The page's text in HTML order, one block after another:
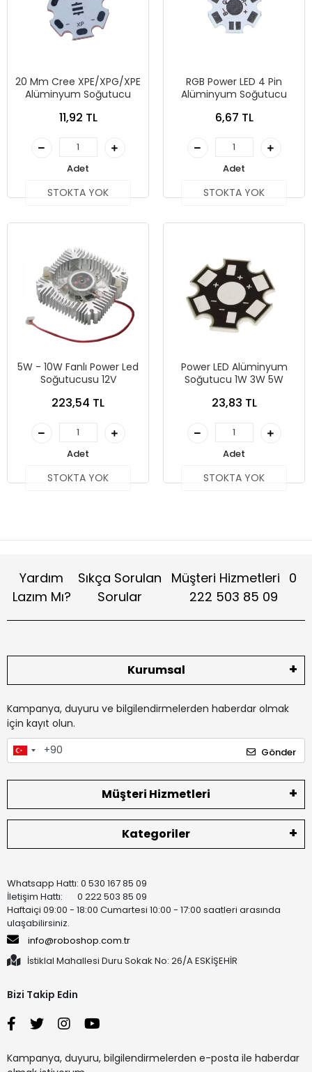
20 Mm Cree XPE/XPG/XPE
Alüminyum Soğutucu
11,92 TL
Adet
STOKTA YOK
RGB Power LED 4 Pin
Alüminyum Soğutucu
6,67 TL
Adet
STOKTA YOK
5W - 10W Fanlı Power Led
Soğutucusu 12V
223,54 TL
Adet
STOKTA YOK
Power LED Alüminyum
Soğutucu 1W 3W 5W
23,83 TL
Adet
STOKTA YOK
Yardım
Lazım Mı?
Sıkça Sorulan
Sorular
Müşteri Hizmetleri 0
222 503 85 09
Kurumsal
Kampanya, duyuru ve bilgilendirmelerden haberdar olmak
için kayıt olun.
Gönder
Müşteri Hizmetleri
Kategoriler
Whatsapp Hattı: 0 530 167 85 09
İletişim Hattı: 0 222 503 85 09
Haftaiçi 09:00 - 18:00 Cumartesi 10:00 - 17:00 saatleri arasında
ulaşabilirsiniz.
info@roboshop.com.tr
İstiklal Mahallesi Duru Sokak No: 26/A ESKİŞEHİR
Bizi Takip Edin
Kampanya, duyuru, bilgilendirmelerden e-posta ile haberdar